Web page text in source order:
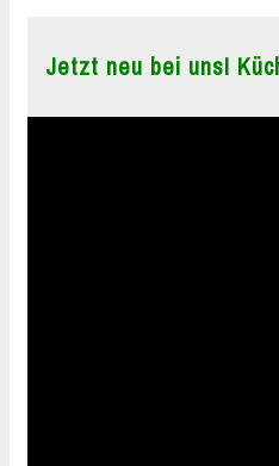
Jetzt neu bei uns!